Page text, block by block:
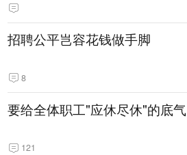
招聘公平岂容花钱做手脚
8
要给全体职工"应休尽休"的底气
121